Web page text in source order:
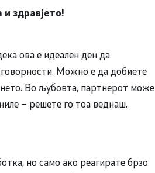
здравјето!
ова е идеален ден да
Можно е да добиете
Во љубовта, партнерот може
– решете го тоа веднаш.
но само ако реагирате брзо